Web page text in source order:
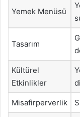
Yemek Menüsü
Tasarım
Kültürel
Etkinlikler
Misafirperverlik